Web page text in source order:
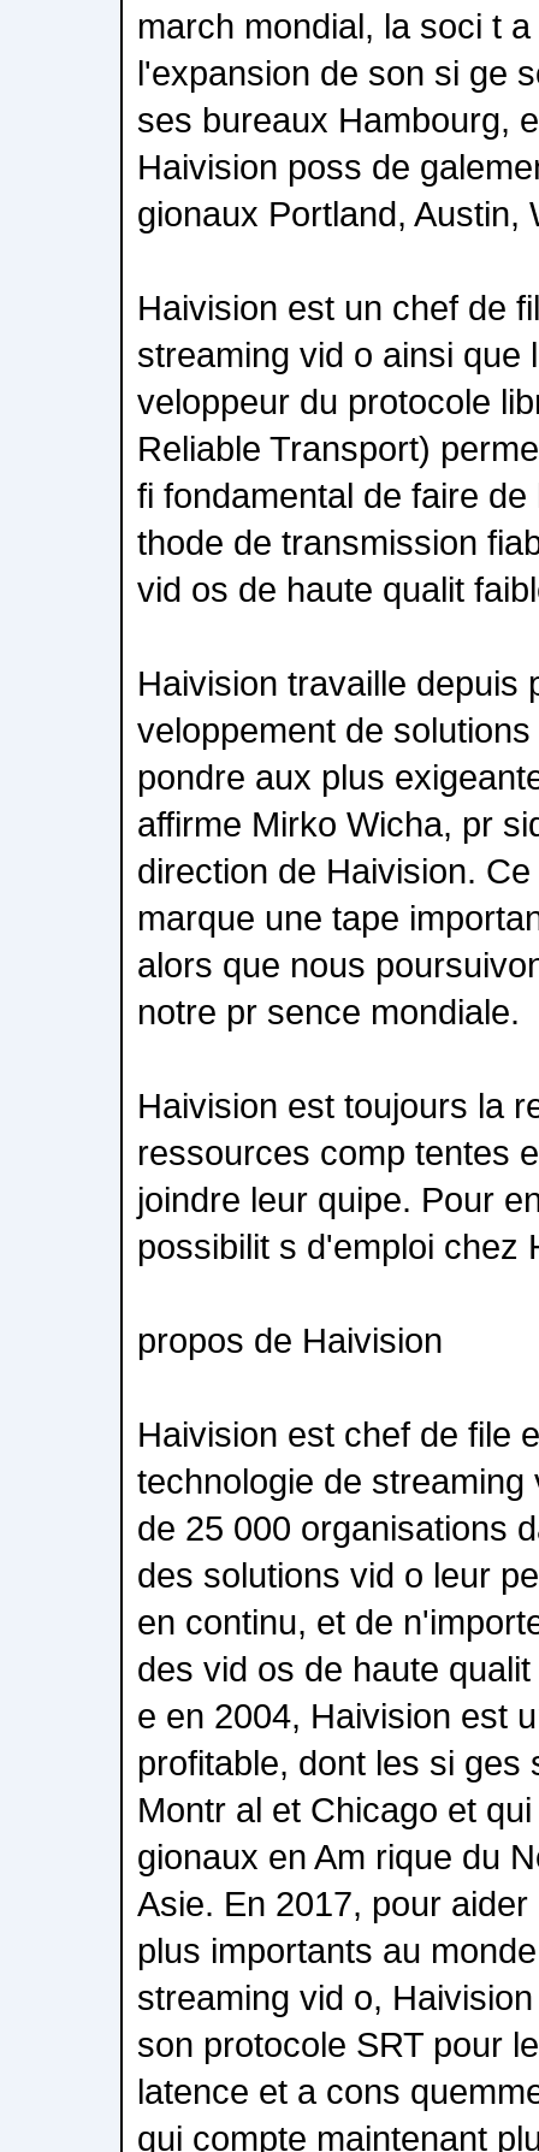
march mondial, la soci t
l'expansion de son si ge
ses bureaux Hambourg,
Haivision poss de
gionaux Portland, Austin,
Haivision est un chef de
streaming vid o ainsi que
veloppeur du protocole
Reliable Transport)
fi fondamental de faire
thode de transmission
vid os de haute qualit
Haivision travaille depuis
veloppement de
pondre aux plus
affirme Mirko Wicha, pr
direction de Haivision.
marque une tape
alors que nous
notre pr sence mondiale.
Haivision est toujours la
ressources comp tentes
joindre leur quipe. Pour
possibilit s d'emploi chez
propos de Haivision
Haivision est chef de file
technologie de
de 25 000 organisations
des solutions vid o leur
en continu, et de
des vid os de haute
e en 2004, Haivision est
profitable, dont les si ges
Montr al et Chicago et
gionaux en Am rique du
Asie. En 2017, pour
plus importants au
streaming vid o,
son protocole SRT pour
latence et a cons
qui compte maintenant